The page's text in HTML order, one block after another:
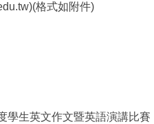
格式如附件)
學生英文作文暨英語演講比賽